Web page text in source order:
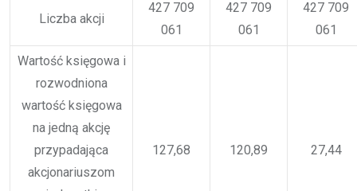
Liczba akcji
427 709
061
427 709
061
427 709
061
Wartość księgowa i
rozwodniona
wartość księgowa
na jedną akcję
przypadająca
akcjonariuszom
127,68 120,89 27,44